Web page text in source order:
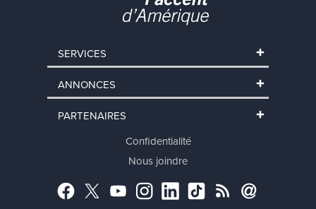
SERVICES
ANNONCES
PARTENAIRES
Confidentialité
Nous joindre
Facebook
TwitterYouTubeInstagram
LinkedInTikTokRSS Abonnement